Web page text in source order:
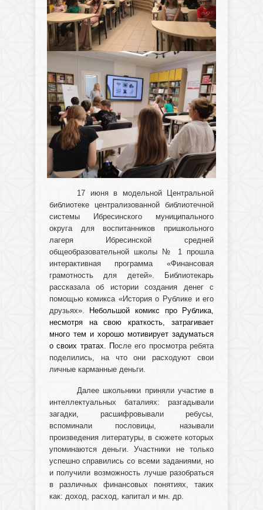
17 июня в модельной Центральной
библиотеке централизованной библиотечной
системы Ибресинского муниципального
округа для воспитанников пришкольного
лагеря Ибресинской средней
общеобразовательной школы № 1 прошла
интерактивная программа «Финансовая
грамотность для детей». Библиотекарь
рассказала об истории создания денег с
помощью комикса «История о Рублике и его
друзьях».
Небольшой комикс про Рублика,
несмотря на свою краткость, затрагивает
много тем и хорошо мотивирует задуматься
о своих тратах. После его просмотра ребята
поделились, на что они расходуют свои
личные карманные деньги.
Далее школьники приняли участие в
интеллектуальных баталиях: разгадывали
загадки, расшифровывали ребусы,
вспоминали пословицы, называли
произведения литературы, в сюжете которых
упоминаются деньги. Участники не только
успешно справились со всеми заданиями, но
и получили возможность лучше разобраться
в различных финансовых понятиях, таких
как: доход, расход, капитал и мн. др.